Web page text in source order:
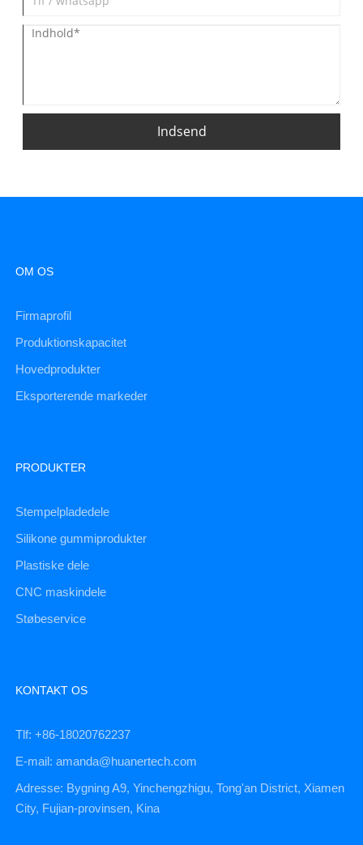
Indsend
OM OS
Firmaprofil
Produktionskapacitet
Hovedprodukter
Eksporterende markeder
PRODUKTER
Stempelpladedele
Silikone gummiprodukter
Plastiske dele
CNC maskindele
Støbeservice
KONTAKT OS
Tlf: +86-18020762237
E-mail: amanda@huanertech.com
Adresse: Bygning A9, Yinchengzhigu, Tong'an District, Xiamen
City, Fujian-provinsen, Kina